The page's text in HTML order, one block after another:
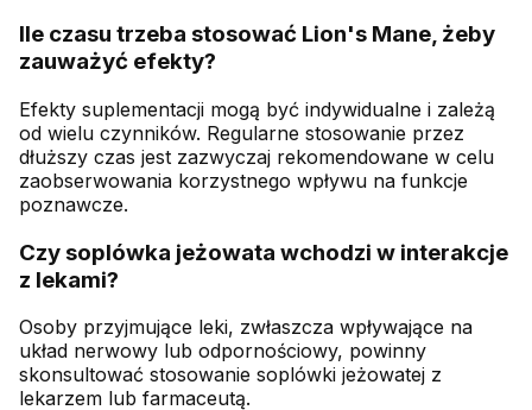
Ile czasu trzeba stosować Lion's Mane, żeby
zauważyć efekty?
Efekty suplementacji mogą być indywidualne i zależą
od wielu czynników. Regularne stosowanie przez
dłuższy czas jest zazwyczaj rekomendowane w celu
zaobserwowania korzystnego wpływu na funkcje
poznawcze.
Czy soplówka jeżowata wchodzi w interakcje
z lekami?
Osoby przyjmujące leki, zwłaszcza wpływające na
układ nerwowy lub odpornościowy, powinny
skonsultować stosowanie soplówki jeżowatej z
lekarzem lub farmaceutą.